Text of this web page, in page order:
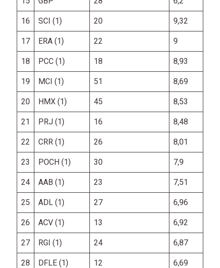
16 SCI (1) 20 9,32
17 ERA (1) 22 9
18 PCC (1) 18 8,93
19 MCI (1) 51 8,69
20 HMX (1) 45 8,53
21 PRJ (1) 16 8,48
22 CRR (1) 26 8,01
23 POCH (1) 30 7,9
24 AAB (1) 23 7,51
25 ADL (1) 27 6,96
26 ACV (1) 13 6,92
27 RGI (1) 24 6,87
28 DFLE (1) 12 6,69